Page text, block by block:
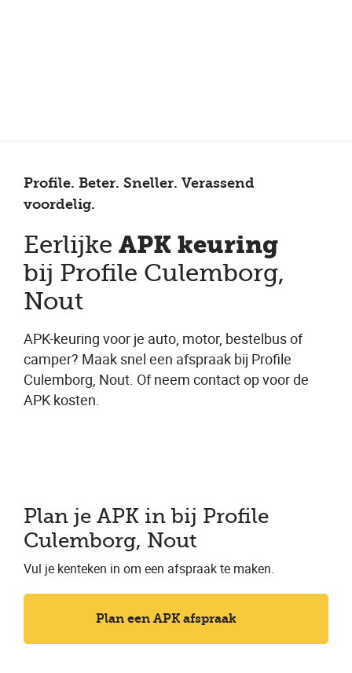
Profile. Beter. Sneller. Verassend
voordelig.
Eerlijke APK keuring
bij Profile Culemborg,
Nout
APK-keuring voor je auto, motor, bestelbus of
camper? Maak snel een afspraak bij Profile
Culemborg, Nout. Of neem contact op voor de
APK kosten.
Plan je APK in bij Profile
Culemborg, Nout
Vul je kenteken in om een afspraak te maken.
Plan een APK afspraak